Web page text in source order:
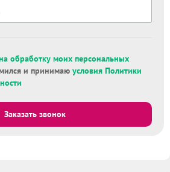
обработку моих персональных
и принимаю условия Политики
Заказать звонок